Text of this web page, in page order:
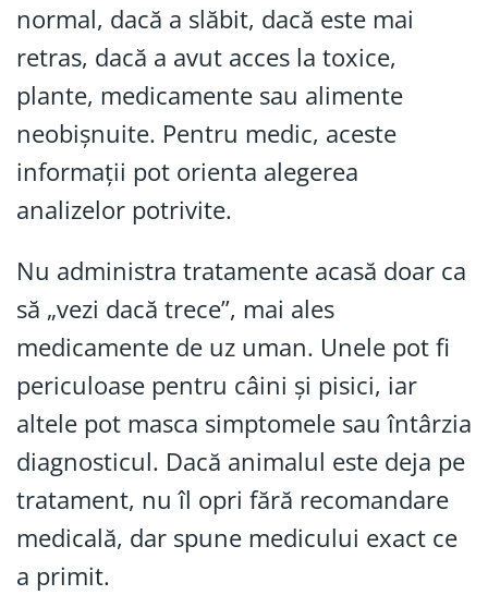
normal, dacă a slăbit, dacă este mai
retras, dacă a avut acces la toxice,
plante, medicamente sau alimente
neobișnuite. Pentru medic, aceste
informații pot orienta alegerea
analizelor potrivite.
Nu administra tratamente acasă doar ca
să „vezi dacă trece”, mai ales
medicamente de uz uman. Unele pot fi
periculoase pentru câini și pisici, iar
altele pot masca simptomele sau întârzia
diagnosticul. Dacă animalul este deja pe
tratament, nu îl opri fără recomandare
medicală, dar spune medicului exact ce
a primit.